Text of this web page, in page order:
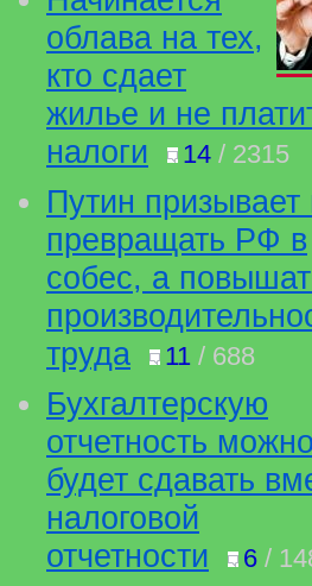
облава на тех,
кто сдает
жилье и не
налоги
14 / 2315
Путин призывает
превращать РФ в
собес, а
труда
11 / 688
Бухгалтерскую
отчетность
будет сдавать
налоговой
отчетности
6 /